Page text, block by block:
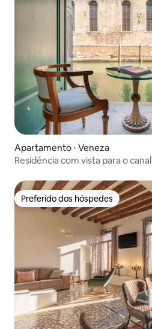
Apartamento ⋅ Veneza
Residência com vista para o canal
Preferido dos hóspedes
Preferido dos hóspedes